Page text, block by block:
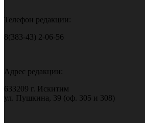
Телефон редакции:
8(383-43) 2-06-56
Адрес редакции:
633209 г. Искитим
ул. Пушкина, 39 (оф. 305 и 308)